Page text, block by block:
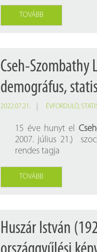
TOVÁBB
Cseh-Szombathy
demográfus,
2022.07.21. ÉVFORDULÓ,
15 éve hunyt el
2007. július 21.)
rendes tagja
TOVÁBB
Huszár István